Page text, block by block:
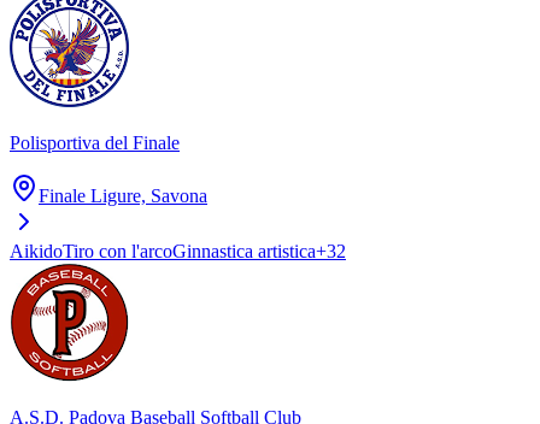
Polisportiva del Finale
Finale Ligure, Savona
AikidoTiro con l'arcoGinnastica artistica+32
A.S.D. Padova Baseball Softball Club